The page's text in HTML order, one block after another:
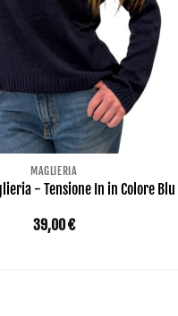
MAGLIERIA
- Tensione In in Colore Blu
39,00€